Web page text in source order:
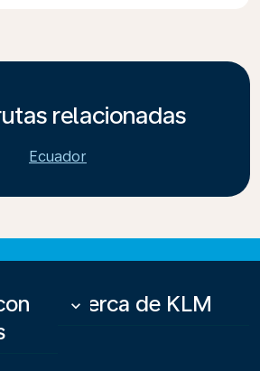
relacionadas
Ecuador
Acerca de KLM
keyboard_arrow_down